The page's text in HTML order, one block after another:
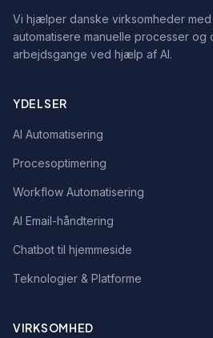
Vi hjælper danske virksomheder med
automatisere manuelle processer og
arbejdsgange ved hjælp af AI.
YDELSER
AI Automatisering
Procesoptimering
Workflow Automatisering
AI Email-håndtering
Chatbot til hjemmeside
Teknologier & Platforme
VIRKSOMHED